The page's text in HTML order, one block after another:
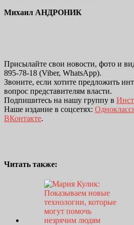
Михаил АНДРОНИК
Присылайте свои новости, фото и
895-78-18 (Viber, WhatsApp).
Звоните, если хотите предложить
вопрос представителям власти.
Подпишитесь на нашу группу в
Наше издание в соцсетях:
ВКонтакте.
Читать также: